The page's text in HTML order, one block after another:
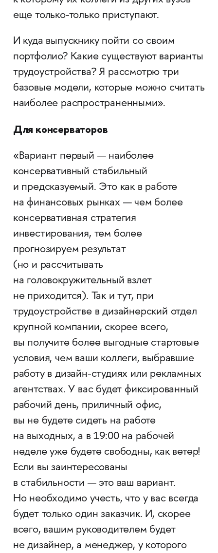
еще только-только приступают.
И куда выпускнику пойти со своим
портфолио? Какие существуют варианты
трудоустройства? Я рассмотрю три
базовые модели, которые можно считать
наиболее распространенными».
Для консерваторов
«Вариант первый — наиболее
консервативный стабильный
и предсказуемый. Это как в работе
на финансовых рынках — чем более
консервативная стратегия
инвестирования, тем более
прогнозируем результат
(но и рассчитывать
на головокружительный взлет
не приходится). Так и тут, при
трудоустройстве в дизайнерский отдел
крупной компании, скорее всего,
вы получите более выгодные стартовые
условия, чем ваши коллеги, выбравшие
работу в дизайн-студиях или рекламных
агентствах. У вас будет фиксированный
рабочий день, приличный офис,
вы не будете сидеть на работе
на выходных, а в 19:00 на рабочей
неделе уже будете свободны, как ветер!
Если вы заинтересованы
в стабильности — это ваш вариант.
Но необходимо учесть, что у вас всегда
будет только один заказчик. И, скорее
всего, вашим руководителем будет
не дизайнер, а менеджер, у которого